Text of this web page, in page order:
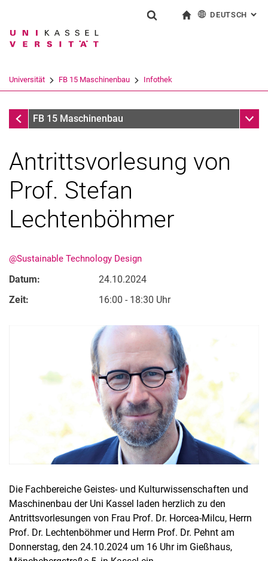
Springe direkt zu: Inhalt
Springe direkt zu: Suche
Springe direkt zu:
Suchbegriff
Suchen (öffnet externen Link in einem
DEUTSCH :
Universität FB 15 Maschinenbau Infothek
InfothekFB 15 Maschinenbau
Angebote für Schüler:innen / Studieninteressierte
50 Jahre Maschinenbau
Antrittsvorlesung von
Prof. Stefan
Lechtenböhmer
@Sustainable Technology Design
Datum:
24.10.2024
Zeit:
16:00 - 18:30 Uhr
Die Fachbereiche Geistes- und Kulturwissenschaften und
Maschinenbau der Uni Kassel laden herzlich zu den
Antrittsvorlesungen von Frau Prof. Dr. Horcea-Milcu, Herrn
Prof. Dr. Lechtenböhmer und Herrn Prof. Dr. Pehnt am
Donnerstag, den 24.10.2024 um 16 Uhr im Gießhaus,